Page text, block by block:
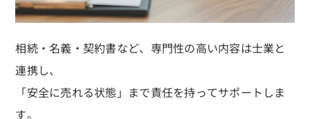
相続・名義・契約書など、専門性の高い内容は士業と
連携し、
「安全に売れる状態」まで責任を持ってサポートしま
す。